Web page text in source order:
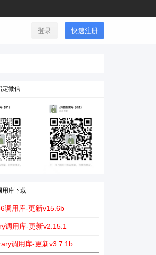
登录 快速注册
定微信
用库下载
调用库-更新v15.6b
调用库-更新v2.15.1
调用库-更新v3.7.1b